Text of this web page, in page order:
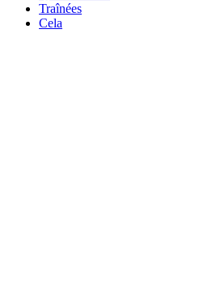
Traînées
Cela